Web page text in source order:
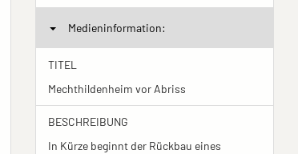
Medieninformation:
TITEL
Mechthildenheim vor Abriss
BESCHREIBUNG
In Kürze beginnt der Rückbau eines